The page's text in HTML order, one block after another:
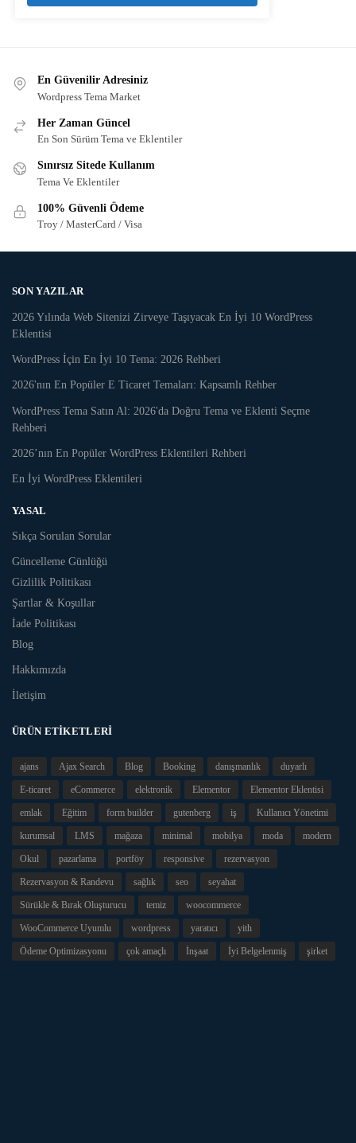
En Güvenilir Adresiniz
Wordpress Tema Market
Her Zaman Güncel
En Son Sürüm Tema ve Eklentiler
Sınırsız Sitede Kullanım
Tema Ve Eklentiler
100% Güvenli Ödeme
Troy / MasterCard / Visa
SON YAZILAR
2026 Yılında Web Sitenizi Zirveye Taşıyacak En İyi 10 WordPress
Eklentisi
WordPress İçin En İyi 10 Tema: 2026 Rehberi
2026'nın En Popüler E Ticaret Temaları: Kapsamlı Rehber
WordPress Tema Satın Al: 2026'da Doğru Tema ve Eklenti Seçme
Rehberi
2026’nın En Popüler WordPress Eklentileri Rehberi
En İyi WordPress Eklentileri
YASAL
Sıkça Sorulan Sorular
Güncelleme Günlüğü
Gizlilik Politikası
Şartlar & Koşullar
İade Politikası
Blog
Hakkımızda
İletişim
ÜRÜN ETIKETLERI
ajans Ajax Search Blog Booking danışmanlık duyarlı
E-ticaret eCommerce elektronik Elementor Elementor Eklentisi
emlak Eğitim form builder gutenberg iş Kullanıcı Yönetimi
kurumsal LMS mağaza minimal mobilya moda modern
Okul pazarlama portföy responsive rezervasyon
Rezervasyon & Randevu sağlık seo seyahat
Sürükle & Bırak Oluşturucu temiz woocommerce
WooCommerce Uyumlu wordpress yaratıcı yith
Ödeme Optimizasyonu çok amaçlı İnşaat İyi Belgelenmiş şirket